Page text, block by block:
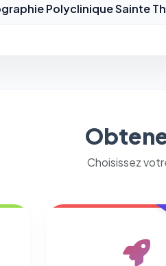
Polyclinique Sainte
Choisissez